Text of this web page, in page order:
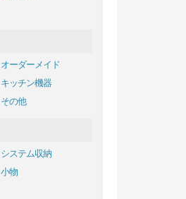
オーダーメイド
キッチン機器
その他
システム収納
小物